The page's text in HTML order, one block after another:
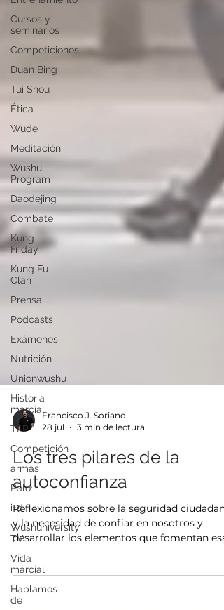
Cursos y
seminarios
Competiciones
Duan Bing
Tui Shou
Ética
Wude
Meditación
Wushu
Program
Daodejing
Combate
Kung
Friday
Kung Fu
Clan
Prensa
Podcasts
Exámenes
Nutrición
Unionwushu
Historia
marcial
TLP
Competición
armas
Palo
i+d
Wushuniversity
TV
Vida
marcial
Hablamos
de
Francisco J. Soriano
28 jul
3 min de lectura
Los tres pilares de la
autoconfianza
Reflexionamos sobre la seguridad ciudadana
y la necesidad de confiar en nosotros y
desarrollar los elementos que fomentan esa